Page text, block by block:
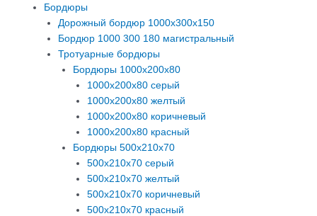
Бордюры
Дорожный бордюр 1000х300х150
Бордюр 1000 300 180 магистральный
Тротуарные бордюры
Бордюры 1000х200х80
1000х200х80 серый
1000х200х80 желтый
1000х200х80 коричневый
1000х200х80 красный
Бордюры 500х210х70
500х210х70 серый
500х210х70 желтый
500х210х70 коричневый
500х210х70 красный